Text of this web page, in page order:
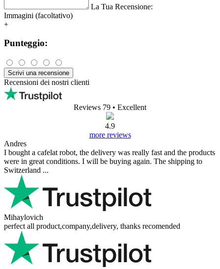
Di seguito troverai recensioni ed esperienze di utenti reali di Flair
Bicchiere dosatore e Tamper | Flair PRO 2.
6,90 €
Mostra prodotto
Disponibile
consegna su 12.8.(
Recensioni dei prodotti Flair Bicchiere
dosatore e Tamper | Flair PRO 2
non ci sono recensioni per questo prodotto.
0 recensioni
0
0
0
0
Scrivi una recensione
Nome:
La Tua Recensione:
Immagini (facoltativo)